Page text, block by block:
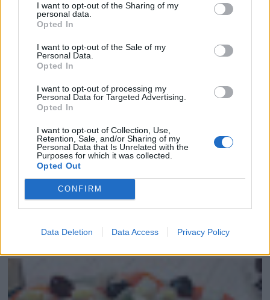
I want to opt-out of the Sharing of my
personal data.
Opted In
I want to opt-out of the Sale of my
Personal Data.
Opted In
I want to opt-out of processing my
Personal Data for Targeted Advertising.
Opted In
I want to opt-out of Collection, Use,
Retention, Sale, and/or Sharing of my
Personal Data that Is Unrelated with the
Purposes for which it was collected.
Opted Out
CONFIRM
Data Deletion Data Access Privacy Policy
ENSALADA DE MANGO, AGUACATE Y SALMÓ...